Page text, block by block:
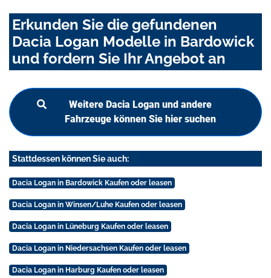
Erkunden Sie die gefundenen
Dacia Logan Modelle in Bardowick
und fordern Sie Ihr Angebot an
Weitere Dacia Logan und andere
Fahrzeuge können Sie hier suchen
Stattdessen können Sie auch:
Dacia Logan in Bardowick Kaufen oder leasen
Dacia Logan in Winsen/Luhe Kaufen oder leasen
Dacia Logan in Lüneburg Kaufen oder leasen
Dacia Logan in Niedersachsen Kaufen oder leasen
Dacia Logan in Harburg Kaufen oder leasen